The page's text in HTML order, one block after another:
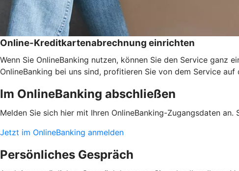
Online-Kreditkartenabrechnung einrichten
Wenn Sie OnlineBanking nutzen, können Sie den Service ganz
OnlineBanking bei uns sind, profitieren Sie von dem Service
Im OnlineBanking abschließen
Melden Sie sich hier mit Ihren OnlineBanking-Zugangsdaten
Jetzt im OnlineBanking anmelden
Persönliches Gespräch